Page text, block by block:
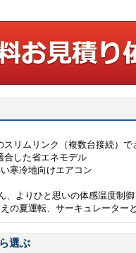
リムリンク（複数台接続）で
合した省エネモデル
寒冷地向けエアコン
よりひと思いの体感温度制
の夏運転、サーキュレーター
選ぶ